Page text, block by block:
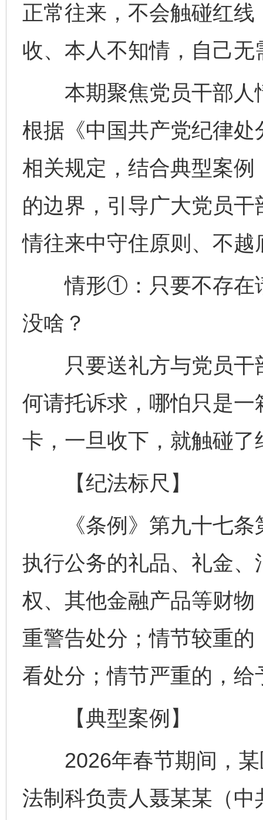
正常往来，不会触碰红
收、本人不知情，自己
本期聚焦党员干部人
根据《中国共产党纪律
相关规定，结合典型案
的边界，引导广大党员
情往来中守住原则、不越
情形①：只要不存在请
没啥？
只要送礼方与党员干
何请托诉求，哪怕只是
卡，一旦收下，就触碰了
【纪法标尺】
《条例》第九十七条
执行公务的礼品、礼金
权、其他金融产品等财
重警告处分；情节较重
看处分；情节严重的，
【典型案例】
2026年春节期间，某
法制科负责人聂某某（